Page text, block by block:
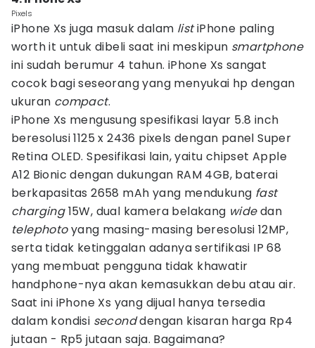
Pixels
iPhone Xs juga masuk dalam listiPhone paling
worth it untuk dibeli saat ini meskipun smartphone
ini sudah berumur 4 tahun. iPhone Xs sangat
cocok bagi seseorang yang menyukai hp dengan
ukuran compact.
iPhone Xs mengusung spesifikasi layar 5.8 inch
beresolusi 1125 x 2436 pixels dengan panel Super
Retina OLED. Spesifikasi lain, yaitu chipset Apple
A12 Bionic dengan dukungan RAM 4GB, baterai
berkapasitas 2658 mAh yang mendukung fast
charging15W, dual kamera belakang widedan
telephotoyang masing-masing beresolusi 12MP,
serta tidak ketinggalan adanya sertifikasi IP 68
yang membuat pengguna tidak khawatir
handphone-nya akan kemasukkan debu atau air.
Saat ini iPhone Xs yang dijual hanya tersedia
dalam kondisi seconddengan kisaran harga Rp4
jutaan - Rp5 jutaan saja. Bagaimana?